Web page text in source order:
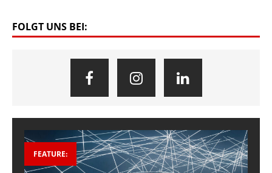
FOLGT UNS BEI:
FEATURE: